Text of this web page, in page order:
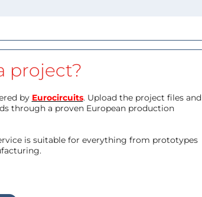
project?
by Eurocircuits. Upload the project files and
through a proven European production
is suitable for everything from prototypes